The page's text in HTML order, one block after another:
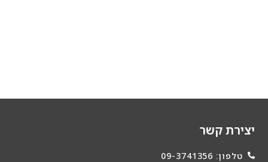
יצירת קשר
טלפון: 09-3741356